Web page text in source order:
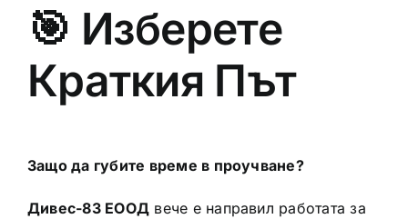
🎯 Изберете
Краткия Път
Защо да губите време в проучване?
Дивес-83 ЕООД вече е направил работата за